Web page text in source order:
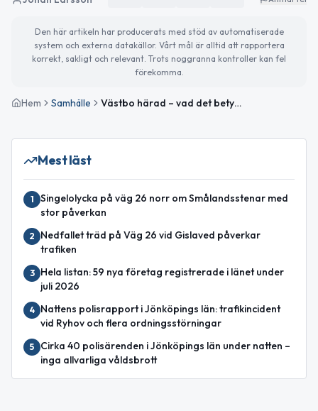
Den här artikeln har producerats med stöd av automatiserade
system och externa datakällor. Vårt mål är alltid att rapportera
korrekt, sakligt och relevant. Trots noggranna kontroller kan fel
förekomma.
Hem Samhälle Västbo härad – vad det betyder för Gislaveds historia och identitet
Mest läst
1
Singelolycka på väg 26 norr om Smålandsstenar med
stor påverkan
2
Nedfallet träd på Väg 26 vid Gislaved påverkar
trafiken
3
Hela listan: 59 nya företag registrerade i länet under
juli 2026
4
Nattens polisrapport i Jönköpings län: trafikincident
vid Ryhov och flera ordningsstörningar
5
Cirka 40 polisärenden i Jönköpings län under natten –
inga allvarliga våldsbrott